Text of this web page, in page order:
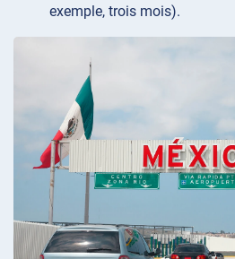
exemple, trois mois).